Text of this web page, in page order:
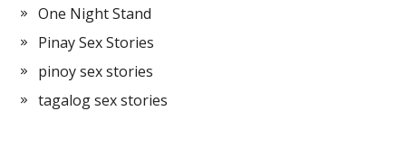
One Night Stand
Pinay Sex Stories
pinoy sex stories
tagalog sex stories